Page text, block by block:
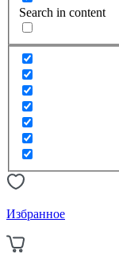
Search in content
Избранное